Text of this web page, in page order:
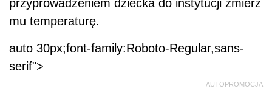
przyprowadzeniem dziecka do instytucji zmierz
mu temperaturę.
auto 30px;font-family:Roboto-Regular,sans-
serif">
AUTOPROMOCJA